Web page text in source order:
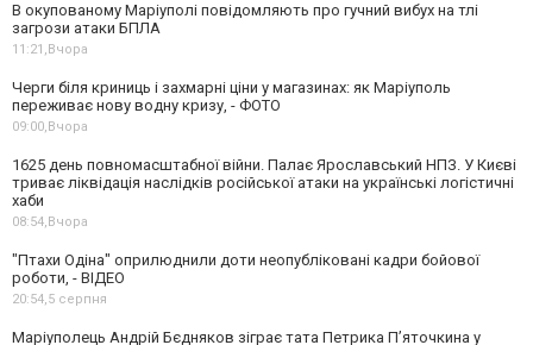
В окупованому Маріуполі повідомляють про гучний вибух на тлі
загрози атаки БПЛА
11:21,Вчора
Черги біля криниць і захмарні ціни у магазинах: як Маріуполь
переживає нову водну кризу, - ФОТО
09:00,Вчора
1625 день повномасштабної війни. Палає Ярославський НПЗ. У Києві
триває ліквідація наслідків російської атаки на українські логістичні
хаби
08:54,Вчора
"Птахи Одіна" оприлюднили доти неопубліковані кадри бойової
роботи, - ВІДЕО
20:54,5 серпня
Маріуполець Андрій Бєдняков зіграє тата Петрика П’яточкина у